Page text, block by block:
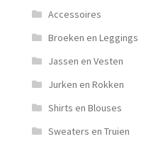
Accessoires
Broeken en Leggings
Jassen en Vesten
Jurken en Rokken
Shirts en Blouses
Sweaters en Truien